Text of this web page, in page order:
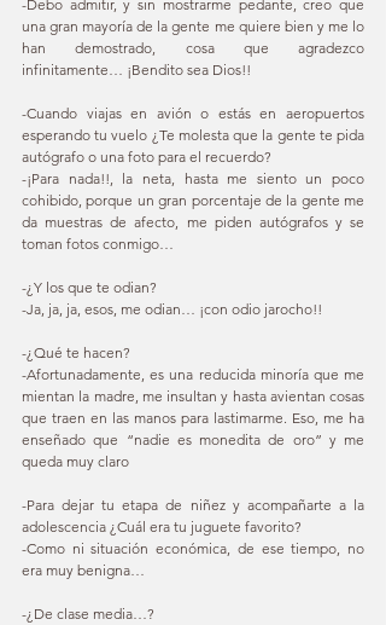
-Debo admitir, y sin mostrarme pedante, creo que
una gran mayoría de la gente me quiere bien y me lo
han demostrado, cosa que agradezco
infinitamente… ¡Bendito sea Dios!!
-Cuando viajas en avión o estás en aeropuertos
esperando tu vuelo ¿Te molesta que la gente te pida
autógrafo o una foto para el recuerdo?
-¡Para nada!!, la neta, hasta me siento un poco
cohibido, porque un gran porcentaje de la gente me
da muestras de afecto, me piden autógrafos y se
toman fotos conmigo…
-¿Y los que te odian?
-Ja, ja, ja, esos, me odian… ¡con odio jarocho!!
-¿Qué te hacen?
-Afortunadamente, es una reducida minoría que me
mientan la madre, me insultan y hasta avientan cosas
que traen en las manos para lastimarme. Eso, me ha
enseñado que “nadie es monedita de oro” y me
queda muy claro
-Para dejar tu etapa de niñez y acompañarte a la
adolescencia ¿Cuál era tu juguete favorito?
-Como ni situación económica, de ese tiempo, no
era muy benigna…
-¿De clase media…?